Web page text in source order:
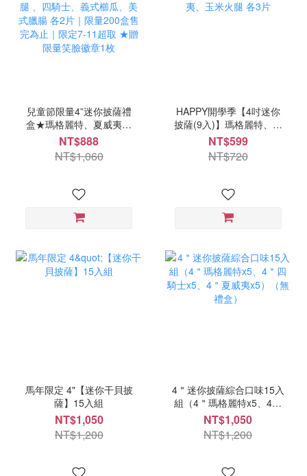
兒童節限量4”迷你披薩禮
盒★瑪格麗特、夏威夷、
玉米火腿 、四騎士、義式
櫛瓜、美式臘腸 各2片｜
限量200盒售完為止｜限定
章1枚
NT$888
NT$1,060
HAPPY開學季【4吋迷你
披薩(9入)】瑪格麗特、夏
NT$599
NT$720
馬年限定 4"【迷你干貝披
薩】15入組
NT$1,050
NT$1,200
4＂迷你披薩綜合口味15入
組（4＂瑪格麗特x5、4＂
四騎士x5、4＂夏威夷x5）
（無禮盒）
NT$1,050
NT$1,200